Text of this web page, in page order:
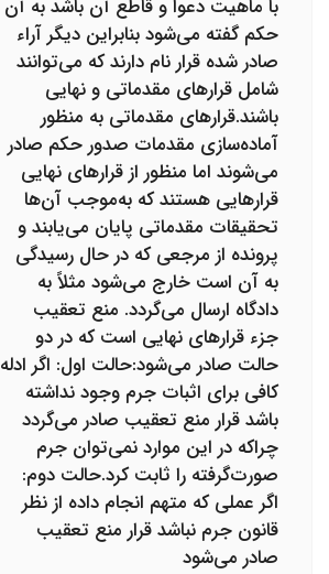
با ماهیت دعوا و قاطع آن باشد به آن
حکم گفته می‌شود بنابراین دیگر آراء
صادر شده قرار نام دارند که می‌توانند
شامل قرارهای مقدماتی و نهایی
باشند.قرارهای مقدماتی به منظور
آماده‌سازی مقدمات صدور حکم صادر
می‌شوند اما منظور از قرارهای نهایی
قرارهایی هستند که به‌موجب آن‌ها
تحقیقات مقدماتی پایان می‌یابند و
پرونده از مرجعی که در حال رسیدگی
به آن است خارج می‌شود مثلاً به
دادگاه ارسال می‌گردد. منع تعقیب
جزء قرارهای نهایی است که در دو
حالت صادر می‌شود:حالت اول: اگر ادله
کافی برای اثبات جرم وجود نداشته
باشد قرار منع تعقیب صادر می‌گردد
چراکه در این موارد نمی‌توان جرم
صورت‌گرفته را ثابت کرد.حالت دوم:
اگر عملی که متهم انجام داده از نظر
قانون جرم نباشد قرار منع تعقیب
صادر می‌شود